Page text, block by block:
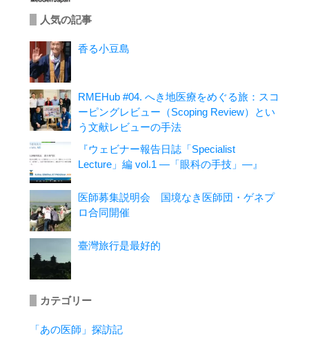
人気の記事
香る小豆島
RMEHub #04. へき地医療をめぐる旅：スコ
ーピングレビュー（Scoping Review）とい
う文献レビューの手法
『ウェビナー報告日誌「Specialist
Lecture」編 vol.1 ―「眼科の手技」―』
医師募集説明会 国境なき医師団・ゲネプ
ロ合同開催
臺灣旅行是最好的
カテゴリー
「あの医師」探訪記